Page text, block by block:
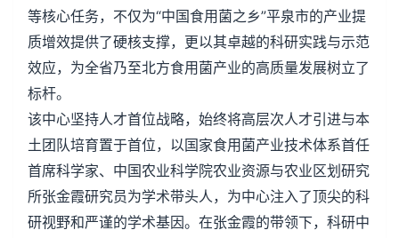
等核心任务，不仅为“中国食用菌之乡”平泉市的产业提
质增效提供了硬核支撑，更以其卓越的科研实践与示范
效应，为全省乃至北方食用菌产业的高质量发展树立了
标杆。
该中心坚持人才首位战略，始终将高层次人才引进与本
土团队培育置于首位，以国家食用菌产业技术体系首任
首席科学家、中国农业科学院农业资源与农业区划研究
所张金霞研究员为学术带头人，为中心注入了顶尖的科
研视野和严谨的学术基因。在张金霞的带领下，科研中